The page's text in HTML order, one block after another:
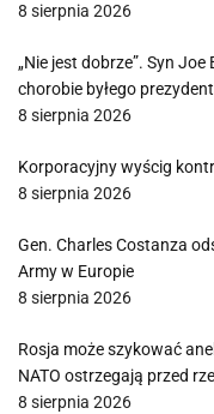
8 sierpnia 2026
„Nie jest dobrze”. Syn
chorobie byłego
8 sierpnia 2026
Korporacyjny wyścig
8 sierpnia 2026
Gen. Charles Costanza
Army w Europie
8 sierpnia 2026
Rosja może szykować
NATO ostrzegają przed
8 sierpnia 2026